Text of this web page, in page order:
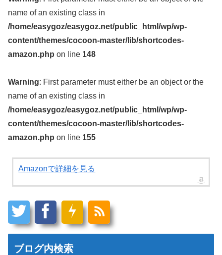
name of an existing class in
/home/easygoz/easygoz.net/public_html/wp/wp-
content/themes/cocoon-master/lib/shortcodes-
amazon.php on line 148
Warning: First parameter must either be an object or the
name of an existing class in
/home/easygoz/easygoz.net/public_html/wp/wp-
content/themes/cocoon-master/lib/shortcodes-
amazon.php on line 155
Amazonで詳細を見る
ブログ内検索